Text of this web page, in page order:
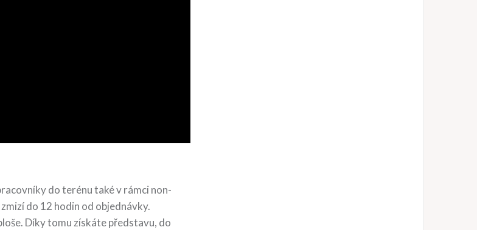
do terénu také v rámci non-
do 12 hodin od objednávky.
Díky tomu získáte představu, do